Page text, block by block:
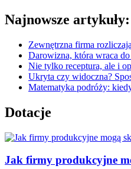
Najnowsze artykuły:
Zewnętrzna firma
Darowizna, która wraca
Nie tylko receptura, ale i
Ukryta czy widoczna?
Matematyka podróży:
Dotacje
Jak firmy produkcyjne